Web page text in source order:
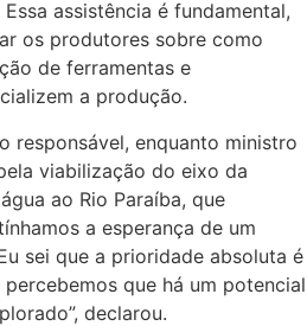
assistência é fundamental,
os produtores sobre como
de ferramentas e
a produção.
responsável, enquanto ministro
viabilização do eixo da
ao Rio Paraíba, que
a esperança de um
sei que a prioridade absoluta é
que há um potencial
declarou.